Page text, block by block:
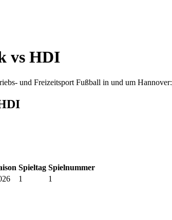
vs HDI
und Freizeitsport Fußball in und um Hannover:
Spieltag Spielnummer
1 1